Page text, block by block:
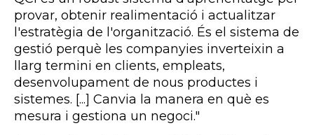
provar, obtenir realimentació i actualitzar
l'estratègia de l'organització. És el sistema de
gestió perquè les companyies inverteixin a
llarg termini en clients, empleats,
desenvolupament de nous productes i
sistemes. [...] Canvia la manera en què es
mesura i gestiona un negoci."